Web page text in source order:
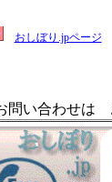
おしぼり.jpページ
問い合わせ